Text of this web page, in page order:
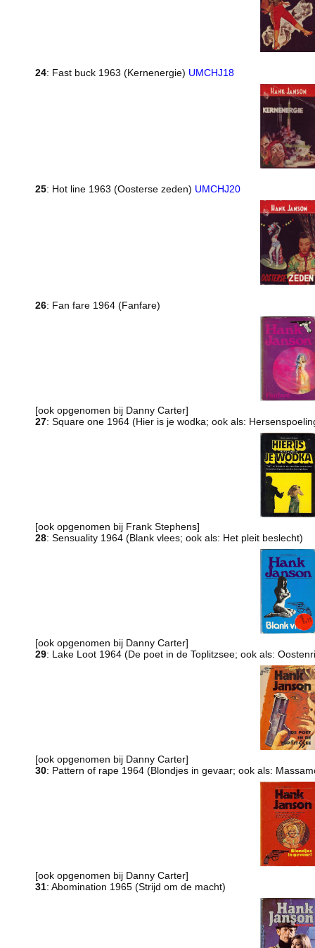
24: Fast buck 1963 (Kernenergie) UMCHJ18
25: Hot line 1963 (Oosterse zeden) UMCHJ20
26: Fan fare 1964 (Fanfare)
[ook opgenomen bij Danny Carter]
27: Square one 1964 (Hier is je wodka; ook als:
[ook opgenomen bij Frank Stephens]
28: Sensuality 1964 (Blank vlees; ook als: Het pleit beslecht)
[ook opgenomen bij Danny Carter]
29: Lake Loot 1964 (De poet in de Toplitzsee; ook als:
[ook opgenomen bij Danny Carter]
30: Pattern of rape 1964 (Blondjes in gevaar; ook als:
[ook opgenomen bij Danny Carter]
31: Abomination 1965 (Strijd om de macht)